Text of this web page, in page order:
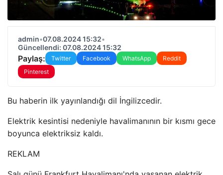
admin•07.08.2024 15:32•
Güncellendi: 07.08.2024 15:32
Paylaş: Twitter Facebook WhatsApp
Reddit
Pinterest
Bu haberin ilk yayınlandığı dil İngilizcedir.
Elektrik kesintisi nedeniyle havalimanının bir kısmı gece
boyunca elektriksiz kaldı.
REKLAM